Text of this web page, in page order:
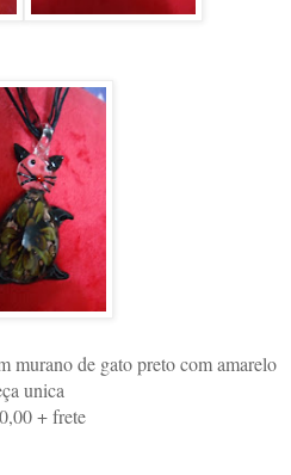
murano de gato preto com amarelo
unica
+ frete